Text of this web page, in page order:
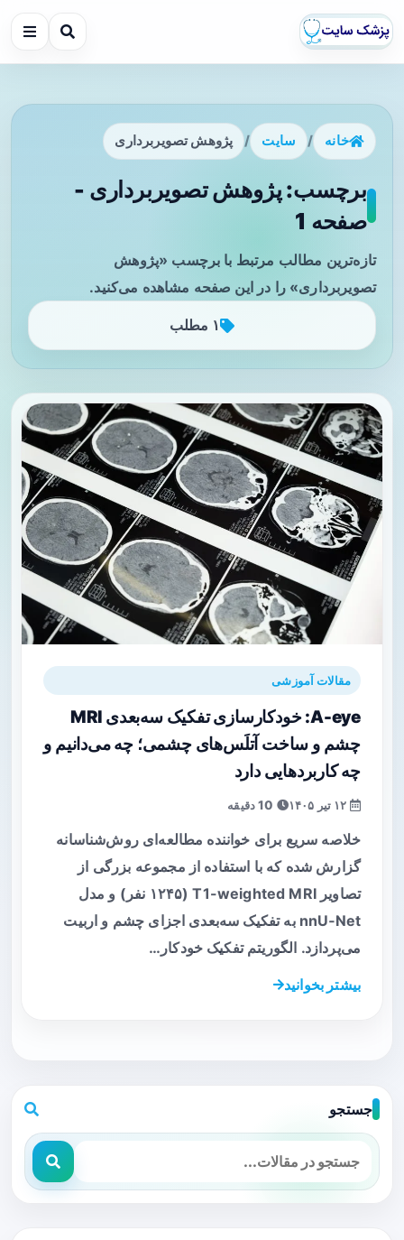
خانه / سایت / پژوهش تصویربرداری
برچسب: پژوهش تصویربرداری -
صفحه 1
تازه‌ترین مطالب مرتبط با برچسب «پژوهش
تصویربرداری» را در این صفحه مشاهده می‌کنید.
۱ مطلب
مقالات آموزشی
A-eye: خودکارسازی تفکیک سه‌بعدی MRI
چشم و ساخت آتلَس‌های چشمی؛ چه می‌دانیم و
چه کاربردهایی دارد
خلاصه سریع برای خواننده مطالعه‌ای روش‌شناسانه
گزارش شده که با استفاده از مجموعه بزرگی از
تصاویر T1-weighted MRI (۱۲۴۵ نفر) و مدل
nnU‑Net به تفکیک سه‌بعدی اجزای چشم و اربیت
می‌پردازد. الگوریتم تفکیک خودکار…
بیشتر بخوانید
جستجو